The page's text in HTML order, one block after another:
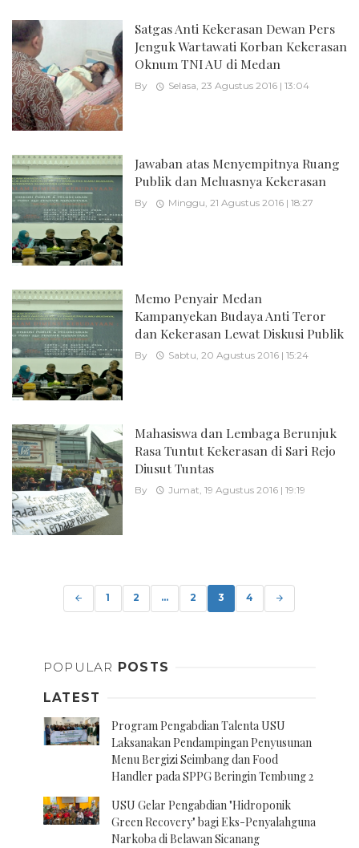
Satgas Anti Kekerasan Dewan Pers
Jenguk Wartawati Korban Kekerasan
Oknum TNI AU di Medan
By Selasa, 23 Agustus 2016 | 13:04
Jawaban atas Menyempitnya Ruang
Publik dan Meluasnya Kekerasan
By Minggu, 21 Agustus 2016 | 18:27
Memo Penyair Medan
Kampanyekan Budaya Anti Teror
dan Kekerasan Lewat Diskusi Publik
By Sabtu, 20 Agustus 2016 | 15:24
Mahasiswa dan Lembaga Berunjuk
Rasa Tuntut Kekerasan di Sari Rejo
Diusut Tuntas
By Jumat, 19 Agustus 2016 | 19:19
navigation
1 2 ... 2 3 4
POPULAR POSTS
LATEST
Program Pengabdian Talenta USU
Laksanakan Pendampingan Penyusunan
Menu Bergizi Seimbang dan Food
Handler pada SPPG Beringin Tembung 2
USU Gelar Pengabdian "Hidroponik
Green Recovery" bagi Eks-Penyalahguna
Narkoba di Belawan Sicanang